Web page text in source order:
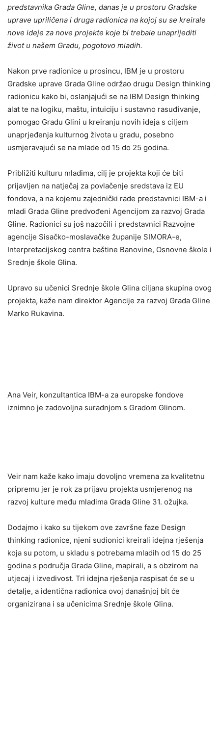
predstavnika Grada Gline, danas je u prostoru Gradske
uprave upriličena i druga radionica na kojoj su se kreirale
nove ideje za nove projekte koje bi trebale unaprijediti
život u našem Gradu, pogotovo mladih.
Nakon prve radionice u prosincu, IBM je u prostoru
Gradske uprave Grada Gline održao drugu Design thinking
radionicu kako bi, oslanjajući se na IBM Design thinking
alat te na logiku, maštu, intuiciju i sustavno rasuđivanje,
pomogao Gradu Glini u kreiranju novih ideja s ciljem
unaprjeđenja kulturnog života u gradu, posebno
usmjeravajući se na mlade od 15 do 25 godina.
Približiti kulturu mladima, cilj je projekta koji će biti
prijavljen na natječaj za povlačenje sredstava iz EU
fondova, a na kojemu zajednički rade predstavnici IBM-a i
mladi Grada Gline predvođeni Agencijom za razvoj Grada
Gline. Radionici su još nazočili i predstavnici Razvojne
agencije Sisačko-moslavačke županije SIMORA-e,
Interpretacijskog centra baštine Banovine, Osnovne škole i
Srednje škole Glina.
Upravo su učenici Srednje škole Glina ciljana skupina ovog
projekta, kaže nam direktor Agencije za razvoj Grada Gline
Marko Rukavina.
Ana Veir, konzultantica IBM-a za europske fondove
iznimno je zadovoljna suradnjom s Gradom Glinom.
Veir nam kaže kako imaju dovoljno vremena za kvalitetnu
pripremu jer je rok za prijavu projekta usmjerenog na
razvoj kulture među mladima Grada Gline 31. ožujka.
Dodajmo i kako su tijekom ove završne faze Design
thinking radionice, njeni sudionici kreirali idejna rješenja
koja su potom, u skladu s potrebama mladih od 15 do 25
godina s područja Grada Gline, mapirali, a s obzirom na
utjecaj i izvedivost. Tri idejna rješenja raspisat će se u
detalje, a identična radionica ovoj današnjoj bit će
organizirana i sa učenicima Srednje škole Glina.